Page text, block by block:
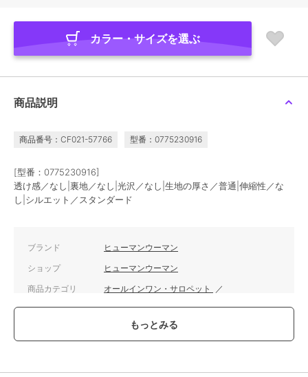
カラー・サイズを選ぶ
商品説明
商品番号：CF021-57766 型番：0775230916
[型番：0775230916]
透け感／なし|裏地／なし|光沢／なし|生地の厚さ／普通|伸縮性／な
し|シルエット／スタンダード
ブランド ヒューマンウーマン
ショップ ヒューマンウーマン
商品カテゴリ オールインワン・サロペット
／
レディース
カラー インディゴ、ワンウォッシュ